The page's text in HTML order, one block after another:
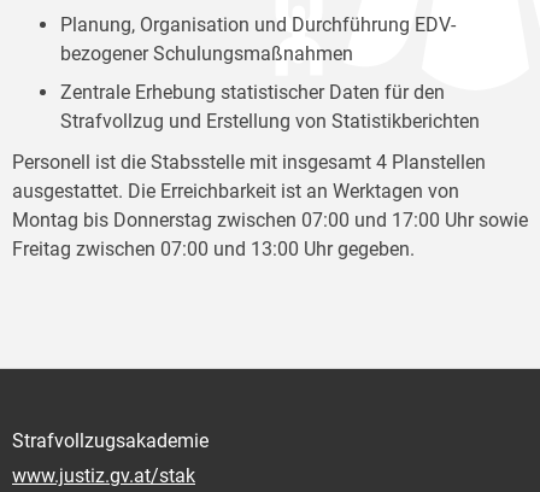
Planung, Organisation und Durchführung EDV-
bezogener Schulungsmaßnahmen
Zentrale Erhebung statistischer Daten für den
Strafvollzug und Erstellung von Statistikberichten
Personell ist die Stabsstelle mit insgesamt 4 Planstellen
ausgestattet. Die Erreichbarkeit ist an Werktagen von
Montag bis Donnerstag zwischen 07:00 und 17:00 Uhr sowie
Freitag zwischen 07:00 und 13:00 Uhr gegeben.
Strafvollzugsakademie
www.justiz.gv.at/stak